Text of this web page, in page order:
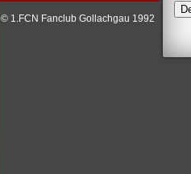
© 1.FCN Fanclub Gollachgau 1992